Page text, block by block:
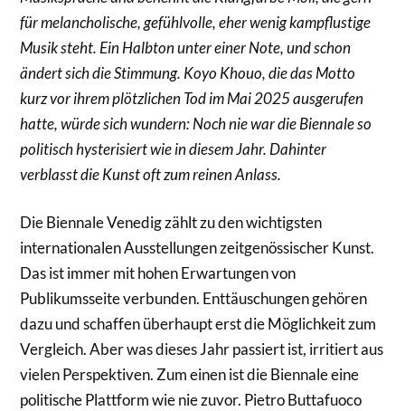
für melancholische, gefühlvolle, eher wenig kampflustige
Musik steht. Ein Halbton unter einer Note, und schon
ändert sich die Stimmung. Koyo Khouo, die das Motto
kurz vor ihrem plötzlichen Tod im Mai 2025 ausgerufen
hatte, würde sich wundern: Noch nie war die Biennale so
politischhysterisiertwie in diesem Jahr. Dahinter
verblasst die Kunst oft zum reinen Anlass.
Die Biennale Venedig zählt zu den wichtigsten
internationalen Ausstellungen zeitgenössischer Kunst.
Das ist immer mit hohen Erwartungen von
Publikumsseite verbunden. Enttäuschungen gehören
dazu und schaffen überhaupt erst die Möglichkeit zum
Vergleich. Aber was dieses Jahr passiert ist, irritiert aus
vielen Perspektiven. Zum einen ist die Biennale eine
politische Plattform wie nie zuvor. Pietro Buttafuoco